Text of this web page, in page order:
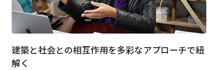
建築と社会との相互作用を多彩なアプローチで紐
解く